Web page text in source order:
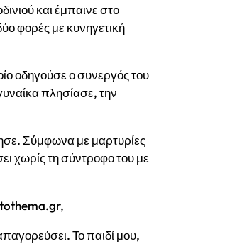
και έμπαινε στο
φορές με κυνηγετική
οδηγούσε ο συνεργός του
πλησίασε, την
Σύμφωνα με μαρτυρίες
χωρίς τη σύντροφο του με
Το παιδί μου,